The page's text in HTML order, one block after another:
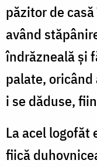
păzitor de
având
îndrăzneală și
palate,
i se dăduse,
La acel logofăt
fiică